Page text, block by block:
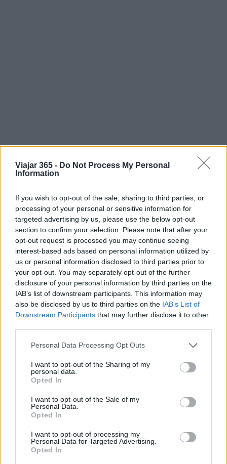
Viajar 365 - Do Not Process My Personal
Information
If you wish to opt-out of the sale, sharing to third parties, or
processing of your personal or sensitive information for
targeted advertising by us, please use the below opt-out
section to confirm your selection. Please note that after your
opt-out request is processed you may continue seeing
interest-based ads based on personal information utilized by
us or personal information disclosed to third parties prior to
your opt-out. You may separately opt-out of the further
disclosure of your personal information by third parties on the
IAB’s list of downstream participants. This information may
also be disclosed by us to third parties on the IAB’s List of
Downstream Participants that may further disclose it to other
Please note that this website/app uses one or more Google
not limited to your visit or usage behaviour. You may click to
grant or deny consent to Google and its third-party tags to
use your data for below specified purposes in below Google
consent section.
Personal Data Processing Opt Outs
I want to opt-out of the Sharing of my
personal data.
Opted In
I want to opt-out of the Sale of my
Personal Data.
Opted In
I want to opt-out of processing my
Personal Data for Targeted Advertising.
Opted In
AUTOR
Staff
Sigue leyendo